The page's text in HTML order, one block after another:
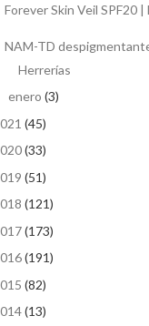
Forever Skin Veil SPF20 |
NAM-TD
Herrerías
enero (3)
(45)
(33)
(51)
(121)
(173)
(191)
(82)
(13)